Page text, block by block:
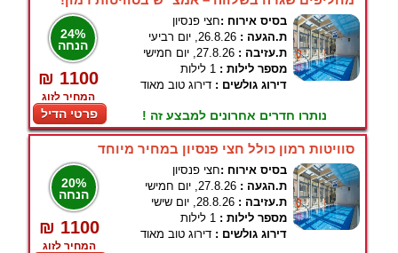
24%
הנחה
₪ 1100
המחיר לזוג
פרטי הדיל
בסיס אירוח :חצי פנסיון
ת.הגעה : 26.8.26, יום רביעי
ת.עזיבה : 27.8.26, יום חמישי
מספר לילות : 1 לילות
דירוג גולשים : דירוג טוב מאוד
נותרו חדרים אחרונים למבצע זה !
סוויטות רמון כולל חצי פנסיון במחיר מיוחד
20%
הנחה
₪ 1100
המחיר לזוג
בסיס אירוח :חצי פנסיון
ת.הגעה : 27.8.26, יום חמישי
ת.עזיבה : 28.8.26, יום שישי
מספר לילות : 1 לילות
דירוג גולשים : דירוג טוב מאוד